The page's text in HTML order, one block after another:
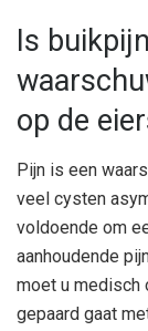
Is
op de
Pijn is een
veel cysten
voldoende om
aanhoudende
moet u medisch
gepaard gaat